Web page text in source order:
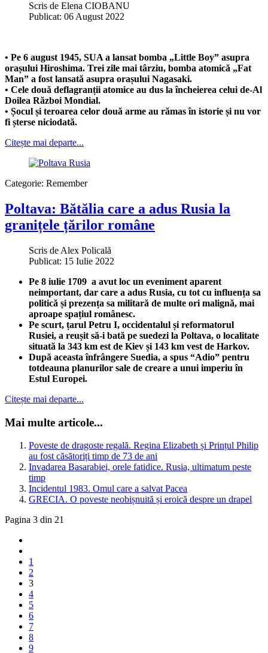
Scris de Elena CIOBANU
Publicat: 06 August 2022
• Pe 6 august 1945, SUA a lansat bomba „Little Boy” asupra
orașului Hiroshima. Trei zile mai târziu, bomba atomică „Fat
Man” a fost lansată asupra orașului Nagasaki.
• Cele două deflagranții atomice au dus la încheierea celui de-Al
Doilea Război Mondial.
• Șocul și teroarea celor două arme au rămas în istorie și nu vor
fi șterse niciodată.
Citește mai departe...
Categorie: Remember
Poltava: Bătălia care a adus Rusia la
granițele țărilor române
Scris de Alex Policală
Publicat: 15 Iulie 2022
Pe 8 iulie 1709 a avut loc un eveniment aparent
neimportant, dar care a adus Rusia, cu tot cu influența sa
politică și prezența sa militară de multe ori malignă, mai
aproape spațiul românesc.
Pe scurt, țarul Petru I, occidentalul și reformatorul
Rusiei, a reușit să-i bată pe suedezi la Poltava, o localitate
situată la 343 km est de Kiev și 143 km vest de Harkov.
După aceasta înfrângere Suedia, a spus “Adio” pentru
totdeauna planurilor sale de creare a unui imperiu în
Estul Europei.
Citește mai departe...
Mai multe articole...
Poveste de dragoste regală. Regina Elizabeth și Prințul Philip
au fost căsătoriți timp de 73 de ani
Invadarea Basarabiei, orele fatidice. Rusia, ultimatum peste
timp
Incidentul 1983. Omul care a salvat Pacea
GRECIA. O poveste neobișnuită și eroică despre un drapel
Pagina 3 din 21
1
2
3
4
5
6
7
8
9